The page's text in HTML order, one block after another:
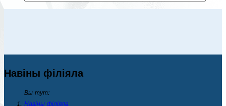
Навіны філіяла
Вы тут:
Навіны філіяла